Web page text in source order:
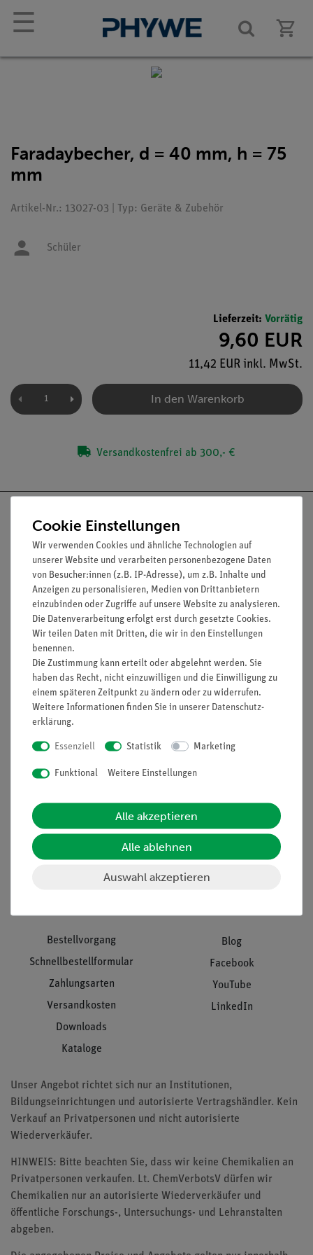
☰
Faradaybecher, d = 40 mm, h = 75
mm
Artikel-Nr.: 13027-03 | Typ: Geräte & Zubehör
Schüler
Lieferzeit: Vorrätig
9,60 EUR
11,42 EUR inkl. MwSt.
In den Warenkorb
Versandkostenfrei ab 300,- €
Nach oben
Informationen
Unternehmen
Projekte und Lösungen
Presse
Hinweisgeberschutz
Service
Übersicht Service
Beratung & Showroom
Inventarisierungs- &
Inbetriebnahme & Schulungen
Download &
Bestellvorgang
Schnellbestellformular
Zahlungsarten
Versandkosten
Downloads
Kataloge
Blog
Facebook
YouTube
LinkedIn
Unser Angebot richtet sich nur an Institutionen,
Bildungseinrichtungen und autorisierte Vertragshändler. Kein
Verkauf an Privatpersonen und nicht autorisierte
Wiederverkäufer.
HINWEIS: Bitte beachten Sie, dass wir keine Chemikalien an
Privatpersonen verkaufen. Lt. ChemVerbotsV dürfen wir
Chemikalien nur an autorisierte Wiederverkäufer und
öffentliche Forschungs-, Untersuchungs- und Lehranstalten
abgeben.
Cookie Einstellungen
Wir verwenden Cookies und ähnliche Technologien auf
unserer Website und verarbeiten personenbezogene Daten
von Besucher:innen (z.B. IP-Adresse), um z.B. Inhalte und
Anzeigen zu personalisieren, Medien von Drittanbietern
einzubinden oder Zugriffe auf unsere Website zu analysieren.
Die Datenverarbeitung erfolgt erst durch gesetzte Cookies.
Wir teilen Daten mit Dritten, die wir in den Einstellungen
benennen.
Die Zustimmung kann erteilt oder abgelehnt werden. Sie
haben das Recht, nicht einzuwilligen und die Einwilligung zu
einem späteren Zeitpunkt zu ändern oder zu widerrufen.
Weitere Informationen finden Sie in unserer Daten­schutz­
erklärung.
Essenziell Statistik Marketing
Funktional Weitere Einstellungen
Alle akzeptieren
Alle ablehnen
Auswahl akzeptieren